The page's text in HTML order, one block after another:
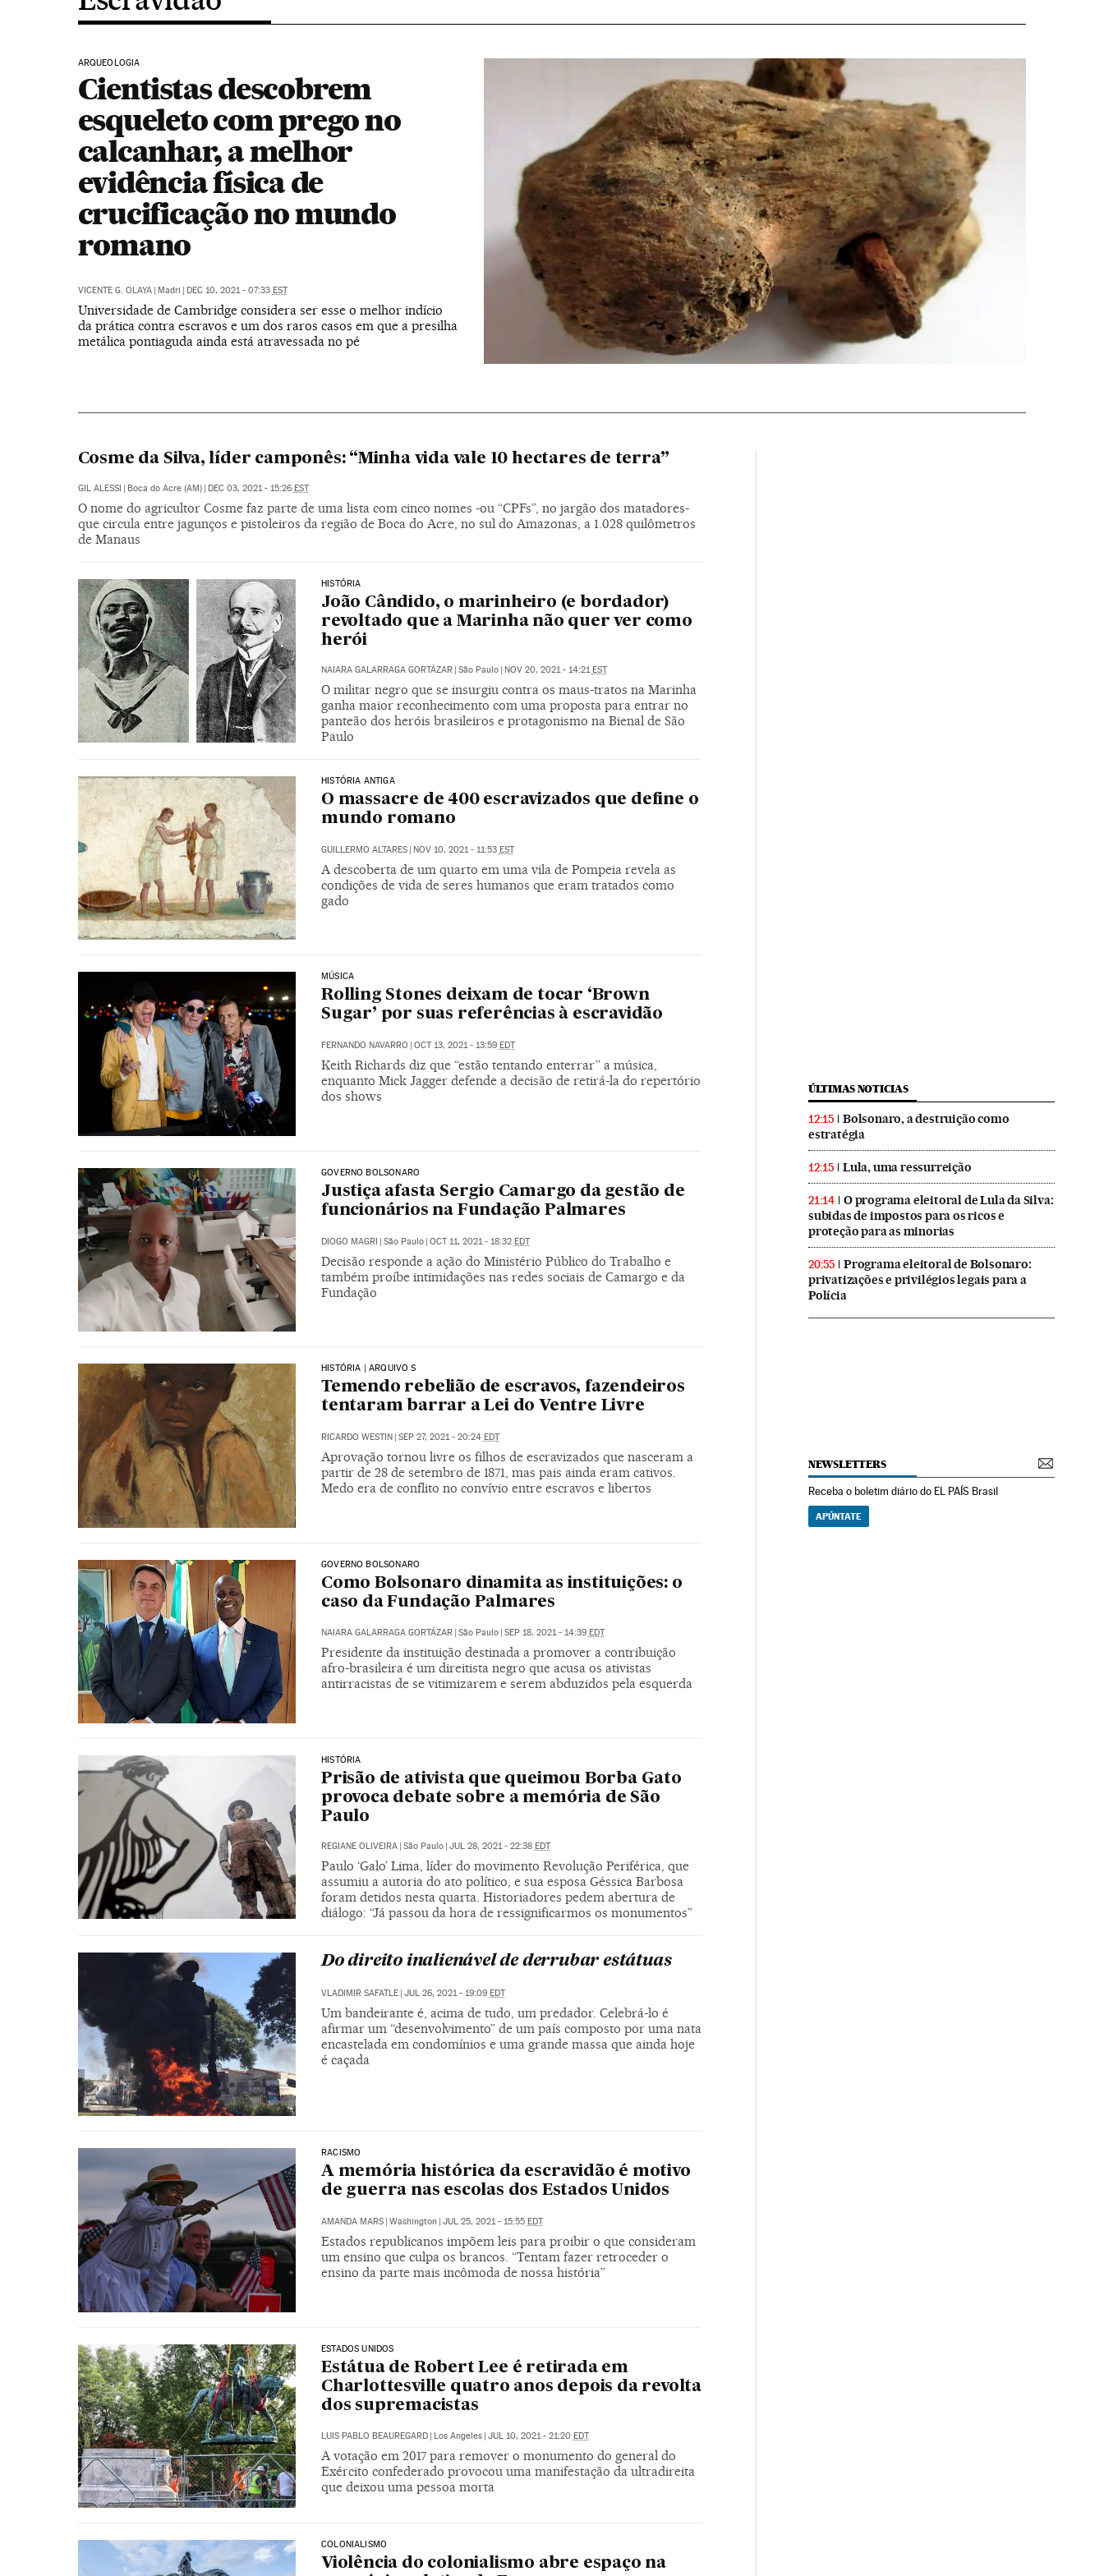
ARQUEOLOGIA
Cientistas descobrem
esqueleto com prego no
calcanhar, a melhor
evidência física de
crucificação no mundo
romano
VICENTE G. OLAYA | Madri | DEC 10, 2021 - 07:33 EST
Universidade de Cambridge considera ser esse o melhor indício
da prática contra escravos e um dos raros casos em que a presilha
metálica pontiaguda ainda está atravessada no pé
Cosme da Silva, líder camponês: “Minha vida vale 10 hectares de terra”
GIL ALESSI | Boca do Acre (AM) | DEC 03, 2021 - 15:26 EST
O nome do agricultor Cosme faz parte de uma lista com cinco nomes -ou “CPFs”, no jargão dos matadores-
que circula entre jagunços e pistoleiros da região de Boca do Acre, no sul do Amazonas, a 1.028 quilômetros
de Manaus
HISTÓRIA
João Cândido, o marinheiro (e bordador)
revoltado que a Marinha não quer ver como
herói
NAIARA GALARRAGA GORTÁZAR | São Paulo | NOV 20, 2021 - 14:21EST
O militar negro que se insurgiu contra os maus-tratos na Marinha
ganha maior reconhecimento com uma proposta para entrar no
panteão dos heróis brasileiros e protagonismo na Bienal de São
Paulo
HISTÓRIA ANTIGA
O massacre de 400 escravizados que define o
mundo romano
GUILLERMO ALTARES | NOV 10, 2021 - 11:53 EST
A descoberta de um quarto em uma vila de Pompeia revela as
condições de vida de seres humanos que eram tratados como
gado
MÚSICA
Rolling Stones deixam de tocar ‘Brown
Sugar’ por suas referências à escravidão
FERNANDO NAVARRO OCT 13, 2021 - 13:59 EDT
Keith Richards diz que “estão tentando enterrar” a música,
enquanto Mick Jagger defende a decisão de retirá-la do repertório
dos shows
GOVERNO BOLSONARO
Justiça afasta Sergio Camargo da gestão de
funcionários na Fundação Palmares
DIOGO MAGRI | São Paulo | OCT 11, 2021 - 18:32 EDT
Decisão responde a ação do Ministério Público do Trabalho e
também proíbe intimidações nas redes sociais de Camargo e da
Fundação
HISTÓRIA | ARQUIVO S
Temendo rebelião de escravos, fazendeiros
tentaram barrar a Lei do Ventre Livre
RICARDO WESTIN SEP 27, 2021 - 20:24 EDT
Aprovação tornou livre os filhos de escravizados que nasceram a
partir de 28 de setembro de 1871, mas pais ainda eram cativos.
Medo era de conflito no convívio entre escravos e libertos
GOVERNO BOLSONARO
Como Bolsonaro dinamita as instituições: o
caso da Fundação Palmares
NAIARA GALARRAGA GORTÁZAR São Paulo SEP 18, 2021 - 14:39 EDT
Presidente da instituição destinada a promover a contribuição
afro-brasileira é um direitista negro que acusa os ativistas
antirracistas de se vitimizarem e serem abduzidos pela esquerda
HISTÓRIA
Prisão de ativista que queimou Borba Gato
provoca debate sobre a memória de São
Paulo
REGIANE OLIVEIRA | São Paulo | JUL 28, 2021 - 22:38 EDT
Paulo ‘Galo’ Lima, líder do movimento Revolução Periférica, que
assumiu a autoria do ato político, e sua esposa Géssica Barbosa
foram detidos nesta quarta. Historiadores pedem abertura de
diálogo: “Já passou da hora de ressignificarmos os monumentos”
Do direito inalienável de derrubar estátuas
VLADIMIR SAFATLE | JUL 26, 2021 - 19:09 EDT
Um bandeirante é, acima de tudo, um predador. Celebrá-lo é
afirmar um “desenvolvimento” de um país composto por uma nata
encastelada em condomínios e uma grande massa que ainda hoje
é caçada
RACISMO
A memória histórica da escravidão é motivo
de guerra nas escolas dos Estados Unidos
AMANDA MARS Washington JUL 25, 2021 - 15:55 EDT
Estados republicanos impõem leis para proibir o que consideram
um ensino que culpa os brancos. “Tentam fazer retroceder o
ensino da parte mais incômoda de nossa história”
ESTADOS UNIDOS
Estátua de Robert Lee é retirada em
Charlottesville quatro anos depois da revolta
dos supremacistas
LUIS PABLO BEAUREGARD | Los Angeles | JUL 10, 2021 - 21:20 EDT
A votação em 2017 para remover o monumento do general do
Exército confederado provocou uma manifestação da ultradireita
que deixou uma pessoa morta
COLONIALISMO
Violência do colonialismo abre espaço na
ÚLTIMAS NOTICIAS
12:15
Bolsonaro, a destruição como
estratégia
12:15 Lula, uma ressurreição
21:14
O programa eleitoral de Lula da Silva:
subidas de impostos para os ricos e
proteção para as minorias
20:55
Programa eleitoral de Bolsonaro:
privatizações e privilégios legais para a
Polícia
NEWSLETTERS
Receba o boletim diário do EL PAÍS Brasil
APÚNTATE